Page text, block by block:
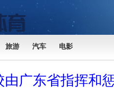
旅游 汽车 电影
由广东省指挥和